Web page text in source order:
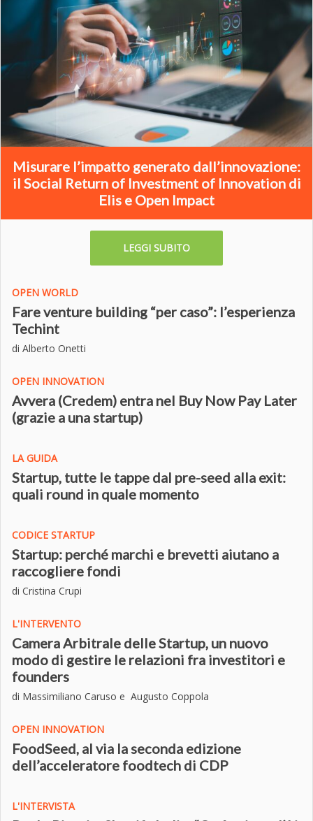
Misurare l’impatto generato dall’innovazione:
il Social Return of Investment of Innovation di
Elis e Open Impact
LEGGI SUBITO
OPEN WORLD
Fare venture building “per caso”: l’esperienza
Techint
di Alberto Onetti
OPEN INNOVATION
Avvera (Credem) entra nel Buy Now Pay Later
(grazie a una startup)
LA GUIDA
Startup, tutte le tappe dal pre-seed alla exit:
quali round in quale momento
CODICE STARTUP
Startup: perché marchi e brevetti aiutano a
raccogliere fondi
di Cristina Crupi
L'INTERVENTO
Camera Arbitrale delle Startup, un nuovo
modo di gestire le relazioni fra investitori e
founders
di Massimiliano Caruso e Augusto Coppola
OPEN INNOVATION
FoodSeed, al via la seconda edizione
dell’acceleratore foodtech di CDP
L'INTERVISTA